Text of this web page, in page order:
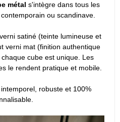
métal s'intègre dans tous les
ou scandinave.
satiné (teinte lumineuse et
verni mat (finition authentique
cube est unique. Les
le rendent pratique et mobile.
intemporel, robuste et 100%